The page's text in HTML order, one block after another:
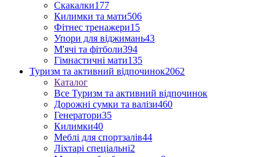
Скакалки177
Килимки та мати506
Фітнес тренажери15
Упори для віджимань43
М'ячі та фітболи394
Гімнастичні мати135
Туризм та активний відпочинок2062
Каталог
Все Туризм та активний відпочинок
Дорожні сумки та валізи460
Генератори35
Килимки40
Меблі для спортзалів44
Ліхтарі спеціальні2